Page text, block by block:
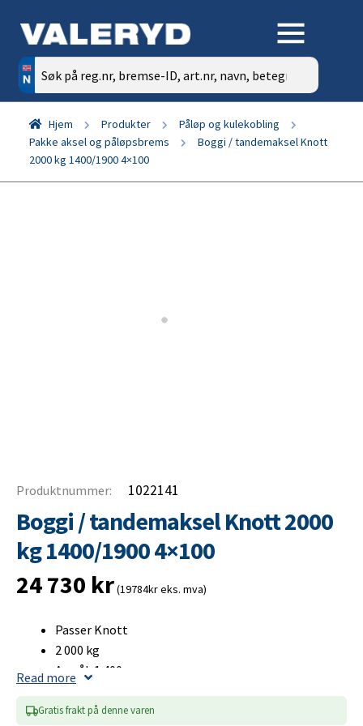
Søk
etter:
Hjem Produkter
Påløp og kulekobling
Pakke aksel og påløpsbrems
Boggi / tandemaksel Knott
2000 kg 1400/1900 4×100
Produktnummer: 1022141
Boggi / tandemaksel Knott 2000
kg 1400/1900 4×100
24 730 kr(19784kr eks. mva)
Passer Knott
2 000 kg
A-mål: 1 400 mm
Bultcirkel 4×100
Read more
Gratis frakt på denne varen